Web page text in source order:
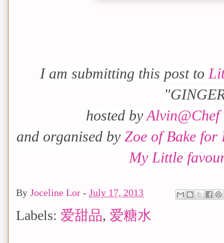
I am submitting this post to
hosted byAlvin@Chef
and organised by Zoe of Bake for
My Little
By Joceline Lor - July 17, 2013
Labels: 爱甜品, 爱糖水